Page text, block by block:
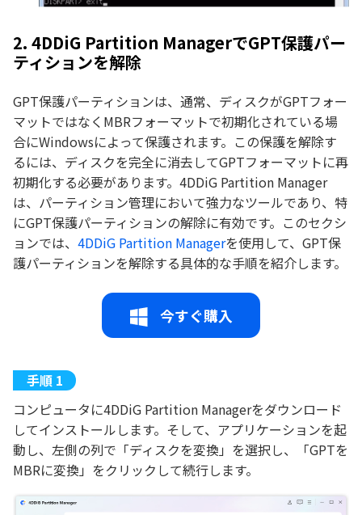
2. 4DDiG Partition ManagerでGPT保護パー
ティションを解除
GPT保護パーティションは、通常、ディスクがGPTフォー
マットではなくMBRフォーマットで初期化されている場
合にWindowsによって保護されます。この保護を解除す
るには、ディスクを完全に消去してGPTフォーマットに再
初期化する必要があります。4DDiG Partition Manager
は、パーティション管理において強力なツールであり、特
にGPT保護パーティションの解除に有効です。このセクシ
ョンでは、 4DDiG Partition Managerを使用して、GPT保
護パーティションを解除する具体的な手順を紹介します。
今すぐ購入
コンピュータに4DDiG Partition Managerをダウンロード
してインストールします。そして、アプリケーションを起
動し、左側の列で「ディスクを変換」を選択し、「GPTを
MBRに変換」をクリックして続行します。